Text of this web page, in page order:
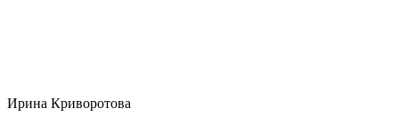
Ирина Криворотова